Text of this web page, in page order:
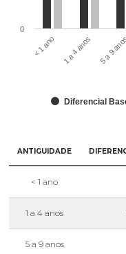
Diferencial
< 1 ano 1 a 4 anos 5 a 9
0
ANTIGUIDADE
< 1 ano
1 a 4 anos
5 a 9 anos